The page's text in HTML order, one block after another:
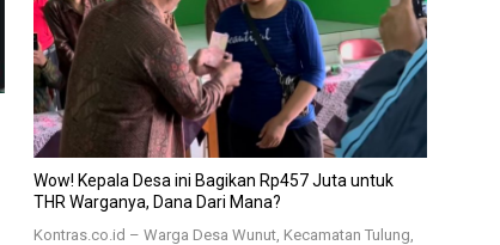
Wow! Kepala Desa ini Bagikan Rp457 Juta untuk
THR Warganya, Dana Dari Mana?
Kontras.co.id – Warga Desa Wunut, Kecamatan Tulung,